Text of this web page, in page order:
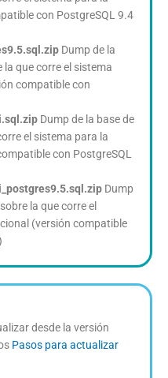
con PostgreSQL 9.4
Dump de la
que corre el sistema
compatible con
Dump de la base de
el sistema para la
con PostgreSQL
Dump
la que corre el
(versión compatible
desde la versión
Pasos para actualizar